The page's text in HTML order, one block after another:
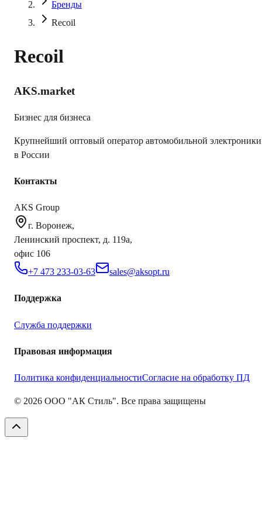
Бренды
Recoil
Recoil
AKS.market
Бизнес для бизнеса
Крупнейший оптовый оператор автомобильной электроники
в России
Контакты
AKS Group
г. Воронеж,
Ленинский проспект, д. 119а,
офис 106
+7 473 233-03-63
sales@aksopt.ru
Поддержка
Служба поддержки
Правовая информация
Политика конфиденциальностиСогласие на обработку ПД
© 2026 ООО "АК Стиль". Все права защищены